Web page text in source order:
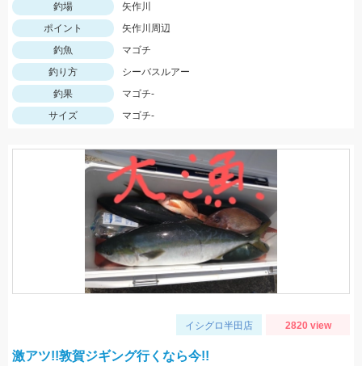
釣場
矢作川
ポイント
矢作川周辺
釣魚
マゴチ
釣り方
シーバスルアー
釣果
マゴチ-
サイズ
マゴチ-
イシグロ半田店 2820 view
激アツ!!敦賀ジギング行くなら今!!